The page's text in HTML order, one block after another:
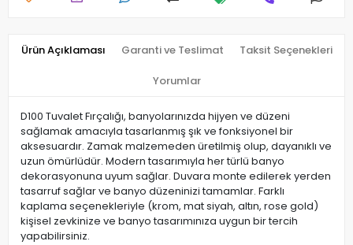
Ürün Açıklaması Garanti ve Teslimat Taksit Seçenekleri
Yorumlar
D100 Tuvalet Fırçalığı, banyolarınızda hijyen ve düzeni
sağlamak amacıyla tasarlanmış şık ve fonksiyonel bir
aksesuardır. Zamak malzemeden üretilmiş olup, dayanıklı ve
uzun ömürlüdür. Modern tasarımıyla her türlü banyo
dekorasyonuna uyum sağlar. Duvara monte edilerek yerden
tasarruf sağlar ve banyo düzeninizi tamamlar. Farklı
kaplama seçenekleriyle (krom, mat siyah, altın, rose gold)
kişisel zevkinize ve banyo tasarımınıza uygun bir tercih
yapabilirsiniz.